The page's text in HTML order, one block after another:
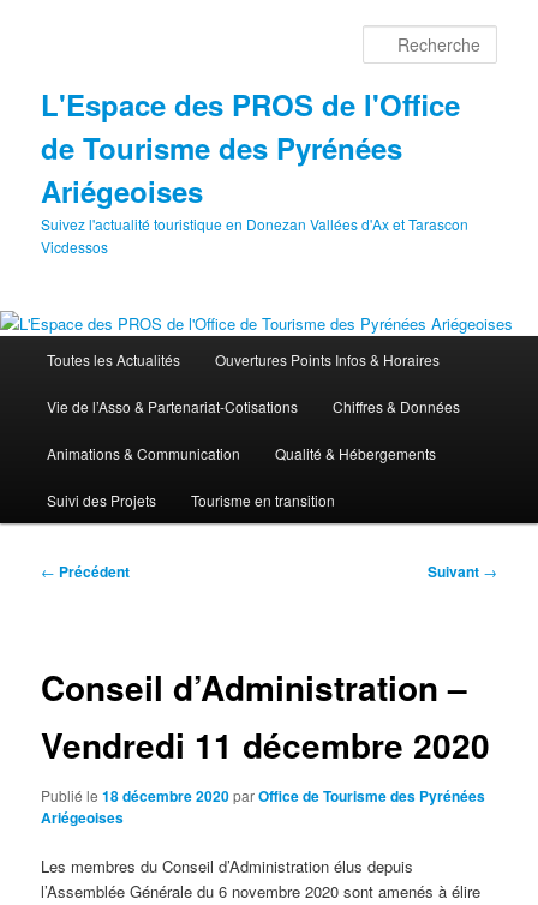
L'Espace des PROS de l'Office
de Tourisme des Pyrénées
Ariégeoises
Suivez l'actualité touristique en Donezan Vallées d'Ax et Tarascon
Vicdessos
principal
Toutes les Actualités Ouvertures Points Infos & Horaires
Vie de l’Asso & Partenariat-Cotisations Chiffres & Données
Animations & Communication Qualité & Hébergements
Suivi des Projets Tourisme en transition
Navigation
← Précédent Suivant →
Conseil d’Administration –
Vendredi 11 décembre 2020
Publié le18 décembre 2020parOffice de Tourisme des Pyrénées
Ariégeoises
Les membres du Conseil d’Administration élus depuis
l’Assemblée Générale du 6 novembre 2020 sont amenés à élire